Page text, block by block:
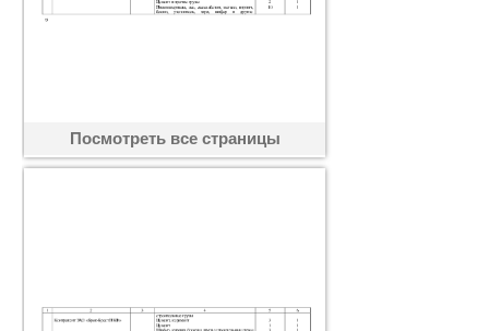
Посмотреть все страницы